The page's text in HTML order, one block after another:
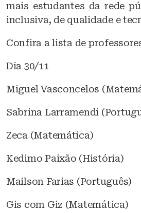
mais estudantes da rede
inclusiva, de qualidade e
Confira a lista de
Dia 30/11
Miguel Vasconcelos
Sabrina Larramendi
Zeca (Matemática)
Kedimo Paixão (História)
Mailson Farias (Português)
Gis com Giz (Matemática)